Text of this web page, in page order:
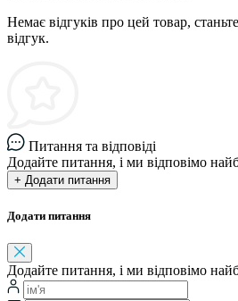
Немає відгуків про цей товар,
відгук.
Питання та відповіді
Додайте питання, і ми відповімо
+ Додати питання
Додати питання
Додайте питання, і ми відповімо